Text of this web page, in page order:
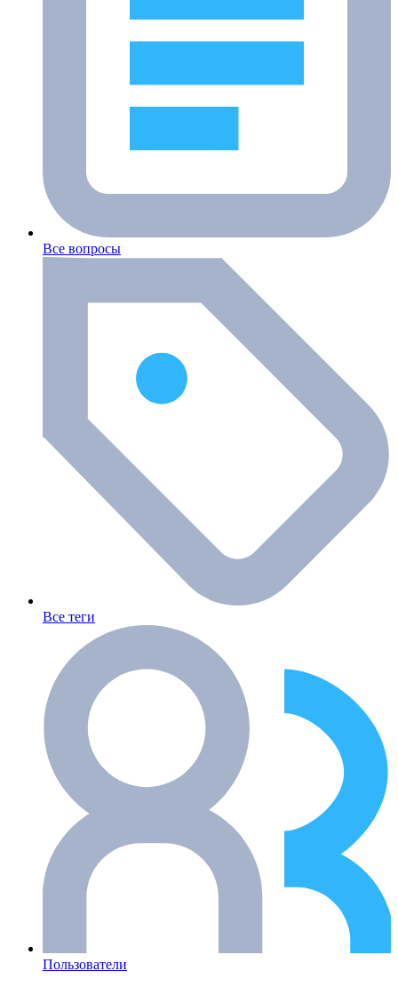
Все вопросы
Все теги
Пользователи